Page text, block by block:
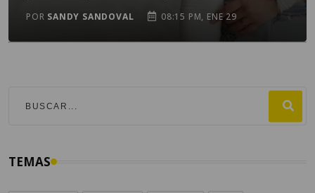
POR SANDY SANDOVAL 08:15 PM, ENE 29
TEMAS